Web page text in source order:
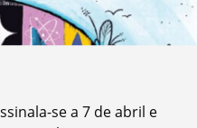
se a 7 de abril e